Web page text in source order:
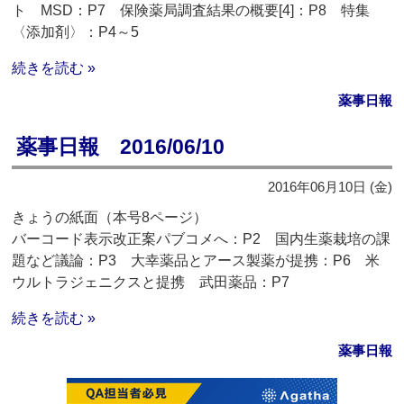
ト MSD：P7 保険薬局調査結果の概要[4]：P8 特集
〈添加剤〉：P4～5
続きを読む »
薬事日報
薬事日報 2016/06/10
2016年06月10日 (金)
きょうの紙面（本号8ページ）
バーコード表示改正案パブコメへ：P2 国内生薬栽培の課
題など議論：P3 大幸薬品とアース製薬が提携：P6 米
ウルトラジェニクスと提携 武田薬品：P7
続きを読む »
薬事日報